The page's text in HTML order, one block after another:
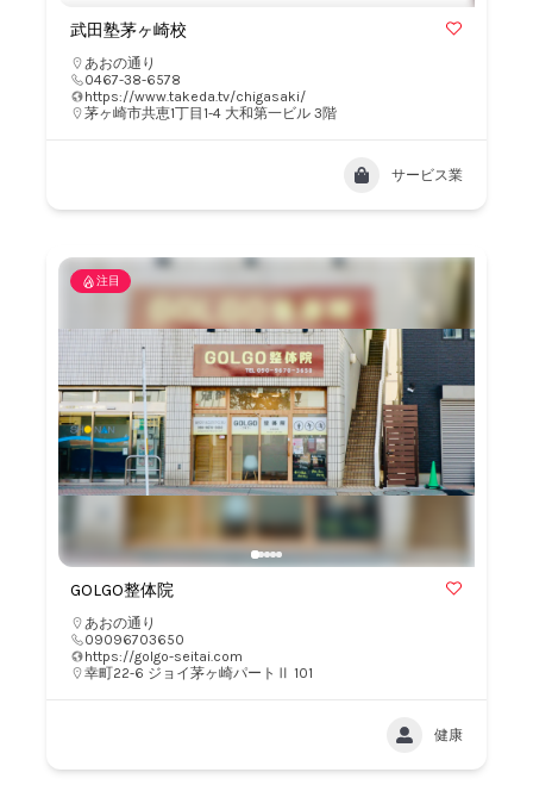
武田塾茅ヶ崎校
あおの通り
0467-38-6578
https://www.takeda.tv/chigasaki/
茅ヶ崎市共恵1丁目1-4 大和第一ビル 3階
サービス業
注目
GOLGO整体院
あおの通り
09096703650
https://golgo-seitai.com
幸町22-6 ジョイ茅ヶ崎パートⅡ 101
健康